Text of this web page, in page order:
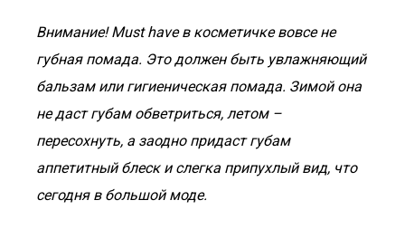
Внимание! Must have в косметичке вовсе не
губная помада. Это должен быть увлажняющий
бальзам или гигиеническая помада. Зимой она
не даст губам обветриться, летом –
пересохнуть, а заодно придаст губам
аппетитный блеск и слегка припухлый вид, что
сегодня в большой моде.